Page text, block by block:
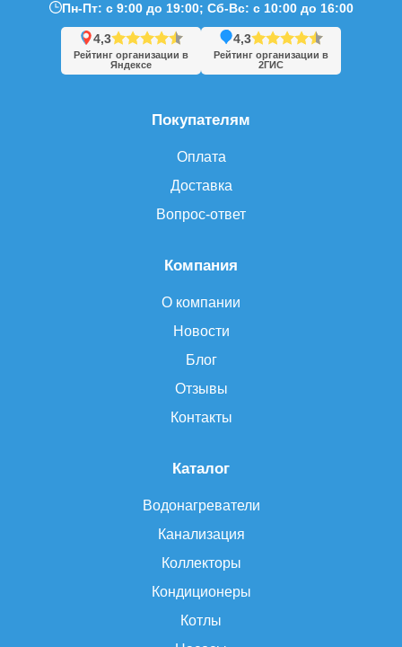
Каталог
Водонагреватели
Канализация
Коллекторы
Кондиционеры
Котлы
Компания
О компании
Новости
Блог
Отзывы
Контакты
Покупателям
Оплата
Доставка
Вопрос-ответ
Пн-Пт: с 9:00 до 19:00; Сб-Вс: с 10:00 до 16:00
4,3
Рейтинг организации в
Яндексе
4,3
Рейтинг организации в
2ГИС